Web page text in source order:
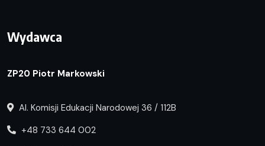
Wydawca
ZP20 Piotr Markowski
Al. Komisji Edukacji Narodowej 36 / 112B
+48 733 644 002